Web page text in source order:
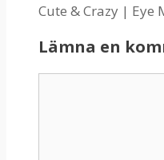
Cute & Crazy | Eye
Lämna en